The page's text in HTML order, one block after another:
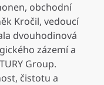
obchodní
Kročil, vedoucí
dvouhodinová
zázemí a
Group.
čistotu a